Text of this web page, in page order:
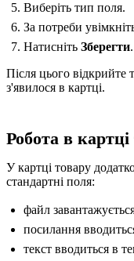
Виберіть тип поля.
За потреби
Натисніть Зберегти.
Після цього відкрийте
з'явилося в картці.
Робота в картці
У картці товару
стандартні поля:
файл
посилання
текст вводиться в